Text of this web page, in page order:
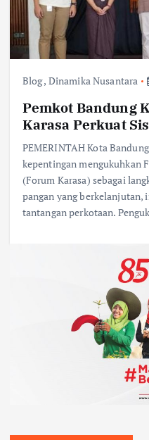
Blog, Dinamika Nusantara
Pemkot Bandung
Karasa Perkuat
PEMERINTAH Kota
kepentingan mengukuhkan
(Forum Karasa) sebagai
pangan yang
tantangan perkotaan.